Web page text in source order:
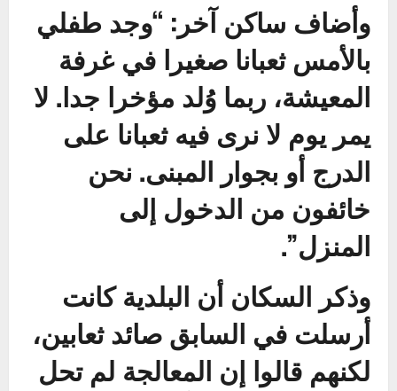
وأضاف ساكن آخر: “وجد طفلي
بالأمس ثعبانا صغيرا في غرفة
المعيشة، ربما وُلد مؤخرا جدا. لا
يمر يوم لا نرى فيه ثعبانا على
الدرج أو بجوار المبنى. نحن
خائفون من الدخول إلى
المنزل”.
وذكر السكان أن البلدية كانت
أرسلت في السابق صائد ثعابين،
لكنهم قالوا إن المعالجة لم تحل